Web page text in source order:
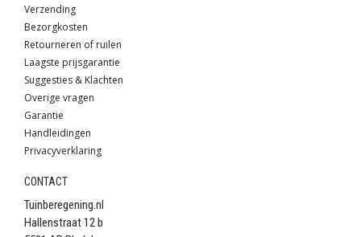
Verzending
Bezorgkosten
Retourneren of ruilen
Laagste prijsgarantie
Suggesties & Klachten
Overige vragen
Garantie
Handleidingen
Privacyverklaring
CONTACT
Tuinberegening.nl
Hallenstraat 12 b